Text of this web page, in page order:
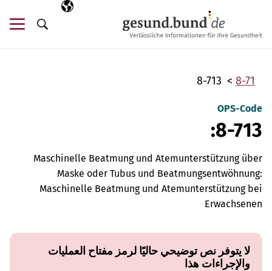
اللغة المختارة
AR
البحث
8-71
8-713
OPS-Code
8-713:
Maschinelle Beatmung und Atemunterstützung über
Maske oder Tubus und Beatmungsentwöhnung:
Maschinelle Beatmung und Atemunterstützung bei
Erwachsenen
لا يتوفر نص توضيحي حاليًا لرمز مفتاح العمليات
والإجراءات هذا